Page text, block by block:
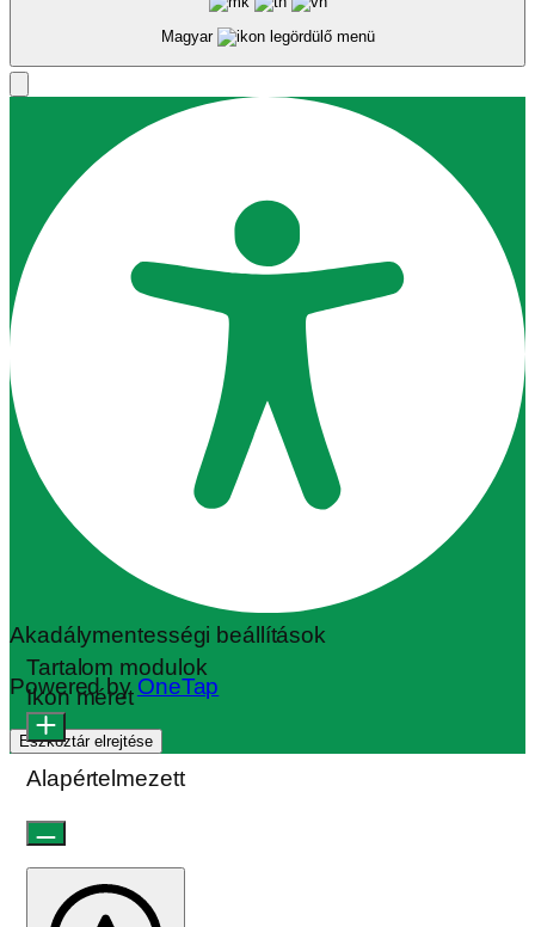
Magyar
Akadálymentességi beállítások
Powered by OneTap
Eszköztár elrejtése
Tartalom modulok
Ikon méret
Alapértelmezett